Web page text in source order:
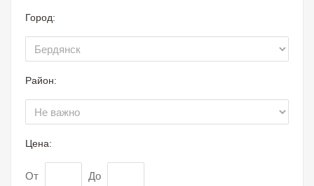
Город:
Район:
Цена:
От До